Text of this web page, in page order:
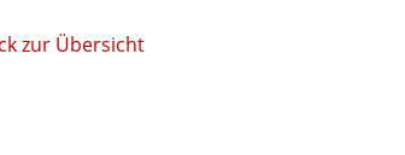
zur Übersicht